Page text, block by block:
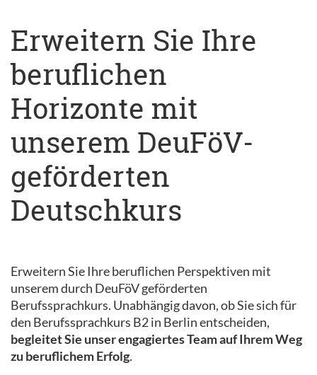
Erweitern Sie Ihre
beruflichen
Horizonte mit
unserem DeuFöV-
geförderten
Deutschkurs
Erweitern Sie Ihre beruflichen Perspektiven mit
unserem durch DeuFöV geförderten
Berufssprachkurs. Unabhängig davon, ob Sie sich für
den Berufssprachkurs B2 in Berlin entscheiden,
begleitet Sie unser engagiertes Team auf Ihrem Weg
zu beruflichem Erfolg.